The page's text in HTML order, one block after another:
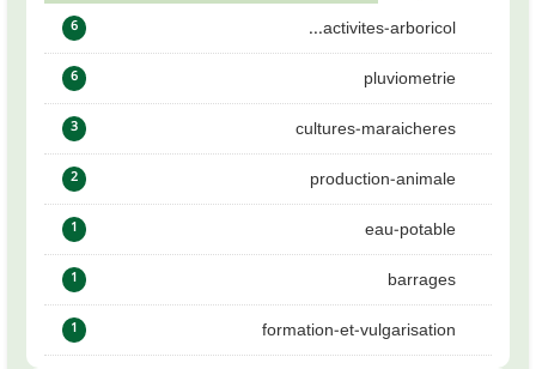
activites-arboricol...
6
pluviometrie
6
cultures-maraicheres
3
production-animale
2
eau-potable
1
barrages
1
formation-et-vulgarisation
1